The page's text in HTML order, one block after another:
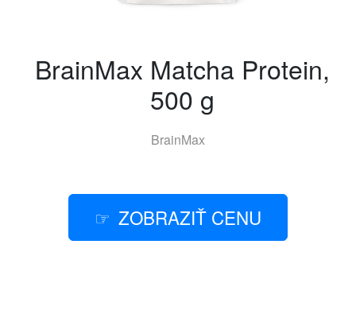
BrainMax Matcha Protein,
500 g
BrainMax
ZOBRAZIŤ CENU